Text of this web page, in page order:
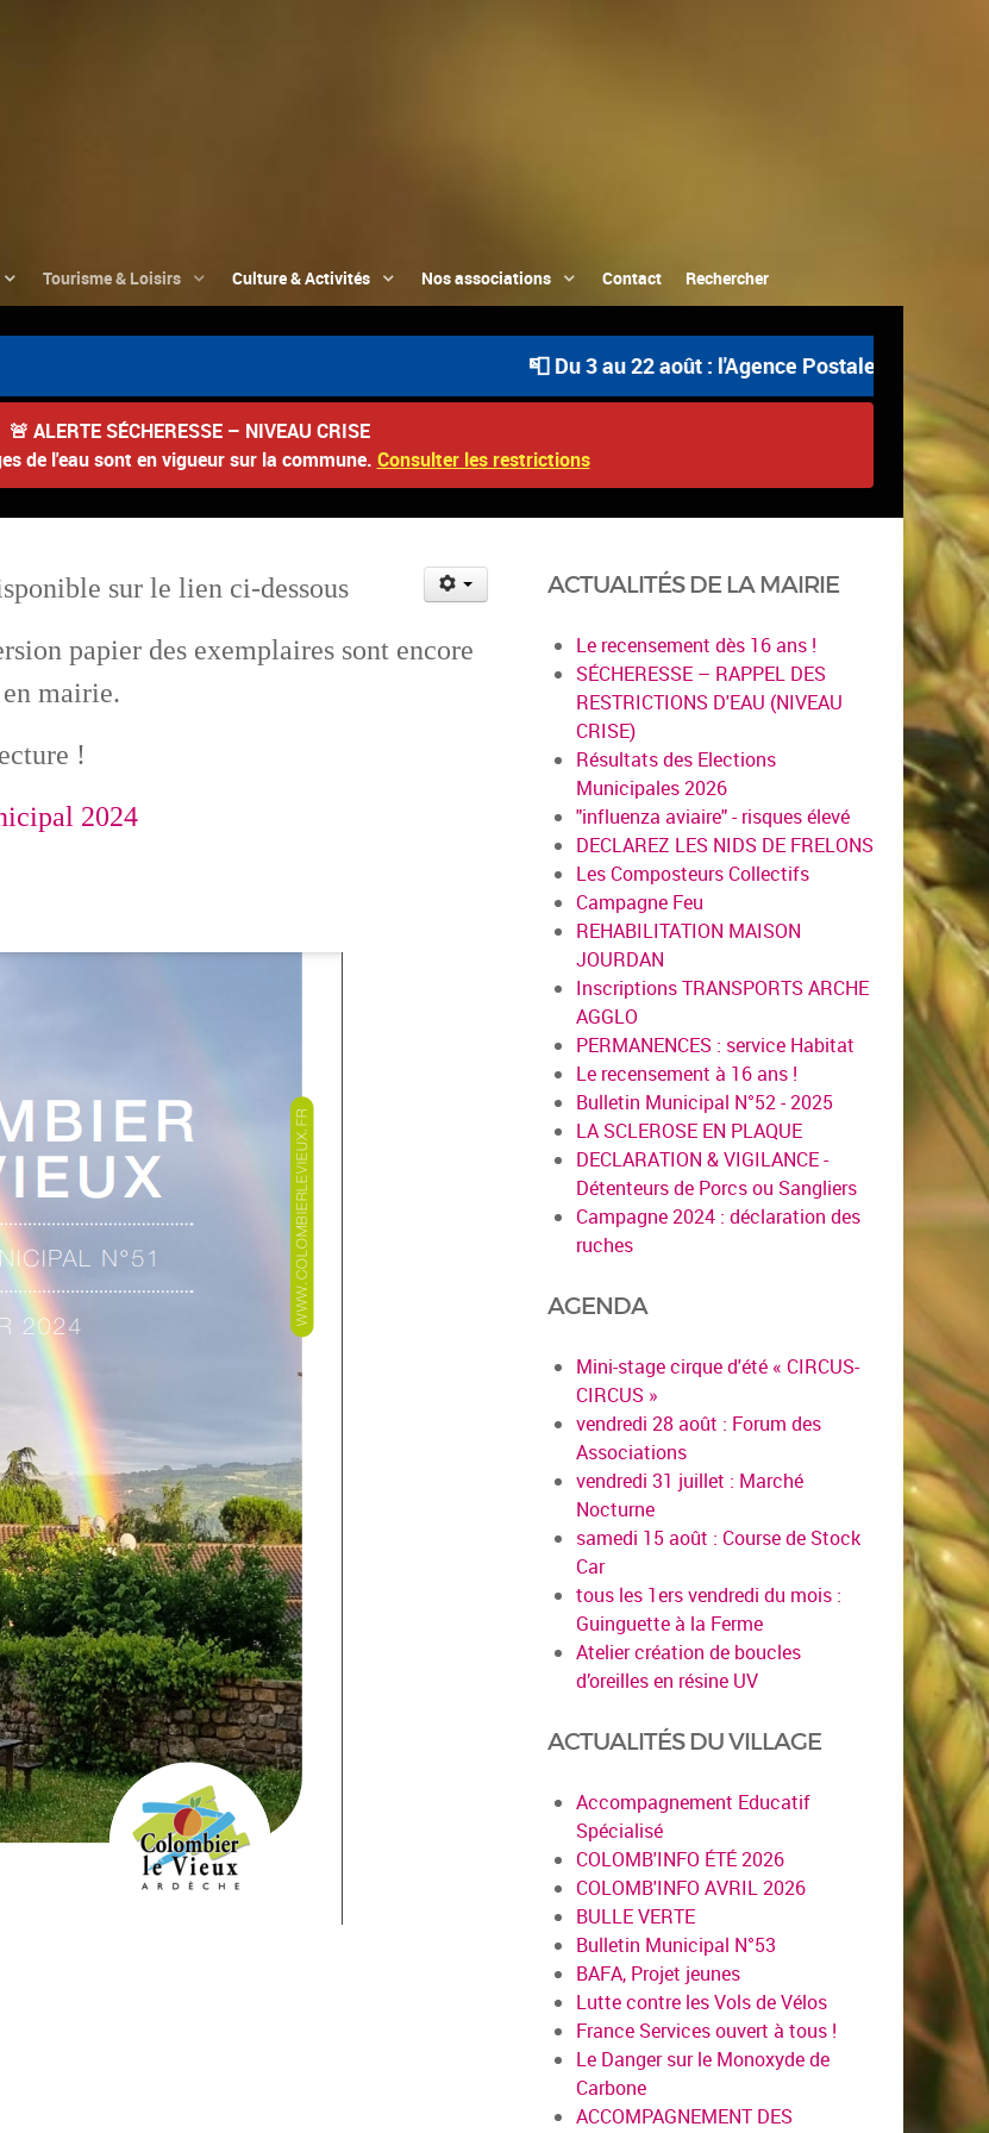
Tourisme & Loisirs Culture & Activités Nos associations Contact Rechercher
📮 Du 3 au 22 août : l'Agence Postale Communale
🚨 ALERTE SÉCHERESSE – NIVEAU CRISE
de l'eau sont en vigueur sur la commune. Consulter les restrictions
sur le lien ci-dessous
papier des exemplaires sont encore
mairie.
!
2024
ACTUALITÉS DE LA MAIRIE
Le recensement dès 16 ans !
SÉCHERESSE – RAPPEL DES
RESTRICTIONS D'EAU (NIVEAU
CRISE)
Résultats des Elections
Municipales 2026
"influenza aviaire" - risques élevé
DECLAREZ LES NIDS DE FRELONS
Les Composteurs Collectifs
Campagne Feu
REHABILITATION MAISON
JOURDAN
Inscriptions TRANSPORTS ARCHE
AGGLO
PERMANENCES : service Habitat
Le recensement à 16 ans !
Bulletin Municipal N°52 - 2025
LA SCLEROSE EN PLAQUE
DECLARATION & VIGILANCE -
Détenteurs de Porcs ou Sangliers
Campagne 2024 : déclaration des
ruches
AGENDA
Mini-stage cirque d'été « CIRCUS-
CIRCUS »
vendredi 28 août : Forum des
Associations
vendredi 31 juillet : Marché
Nocturne
samedi 15 août : Course de Stock
Car
tous les 1ers vendredi du mois :
Guinguette à la Ferme
Atelier création de boucles
d’oreilles en résine UV
ACTUALITÉS DU VILLAGE
Accompagnement Educatif
Spécialisé
COLOMB'INFO ÉTÉ 2026
COLOMB'INFO AVRIL 2026
BULLE VERTE
Bulletin Municipal N°53
BAFA, Projet jeunes
Lutte contre les Vols de Vélos
France Services ouvert à tous !
Le Danger sur le Monoxyde de
Carbone
ACCOMPAGNEMENT DES